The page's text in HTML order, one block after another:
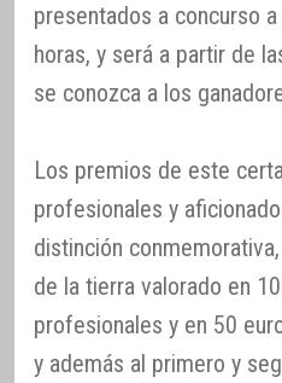
presentados a concurso
horas, y será a partir de
se conozca a los
Los premios de este
profesionales y
distinción
de la tierra valorado en
profesionales y en 50
y además al primero y